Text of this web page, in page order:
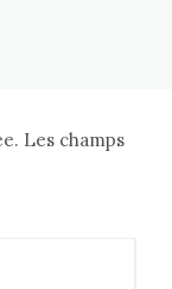
Les champs